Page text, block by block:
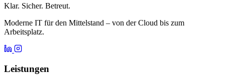
Klar. Sicher. Betreut.
Moderne IT für den Mittelstand – von der Cloud bis zum
Arbeitsplatz.
Leistungen